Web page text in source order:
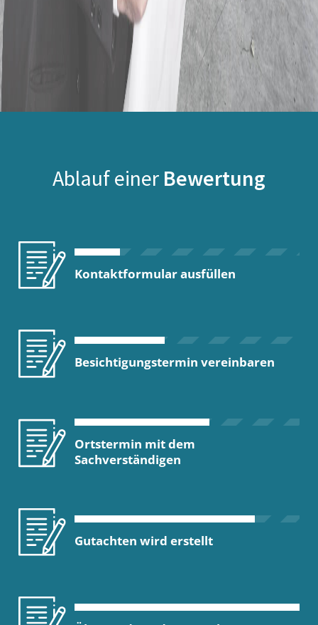
Ablauf einer Bewertung
Kontaktformular ausfüllen
Besichtigungstermin vereinbaren
Ortstermin mit dem
Sachverständigen
Gutachten wird erstellt